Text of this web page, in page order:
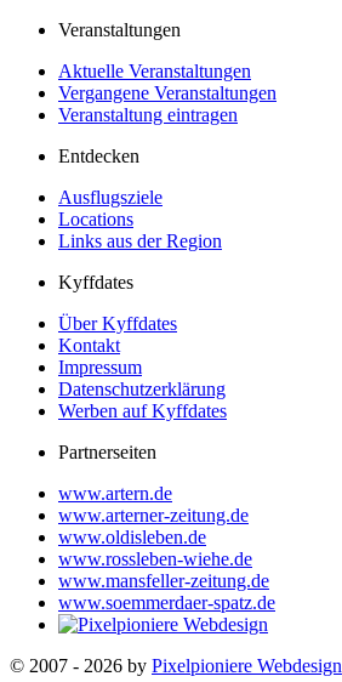
Veranstaltungen
Aktuelle Veranstaltungen
Vergangene Veranstaltungen
Veranstaltung eintragen
Entdecken
Ausflugsziele
Locations
Links aus der Region
Kyffdates
Über Kyffdates
Kontakt
Impressum
Datenschutzerklärung
Werben auf Kyffdates
Partnerseiten
www.artern.de
www.arterner-zeitung.de
www.oldisleben.de
www.rossleben-wiehe.de
www.mansfeller-zeitung.de
www.soemmerdaer-spatz.de
© 2007 - 2026 by Pixelpioniere Webdesign